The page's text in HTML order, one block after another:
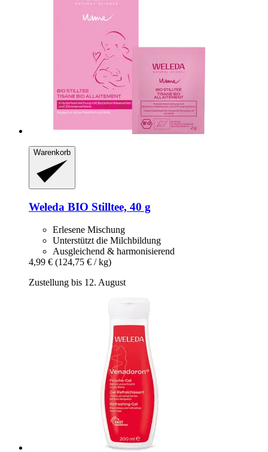
Warenkorb
Weleda BIO Stilltee, 40 g
Erlesene Mischung
Unterstützt die Milchbildung
Ausgleichend & harmonisierend
4,99 € (124,75 € / kg)
Zustellung bis 12. August